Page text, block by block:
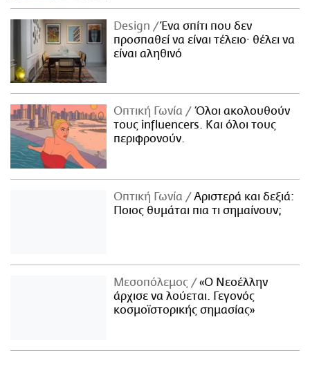
Design
Ένα σπίτι που δεν
προσπαθεί να είναι τέλειο· θέλει να
είναι αληθινό
Οπτική Γωνία
Όλοι ακολουθούν
τους influencers. Και όλοι τους
περιφρονούν.
Οπτική Γωνία
Αριστερά και δεξιά:
Ποιος θυμάται πια τι σημαίνουν;
Μεσοπόλεμος
«Ο Νεοέλλην
άρχισε να λούεται. Γεγονός
κοσμοϊστορικής σημασίας»